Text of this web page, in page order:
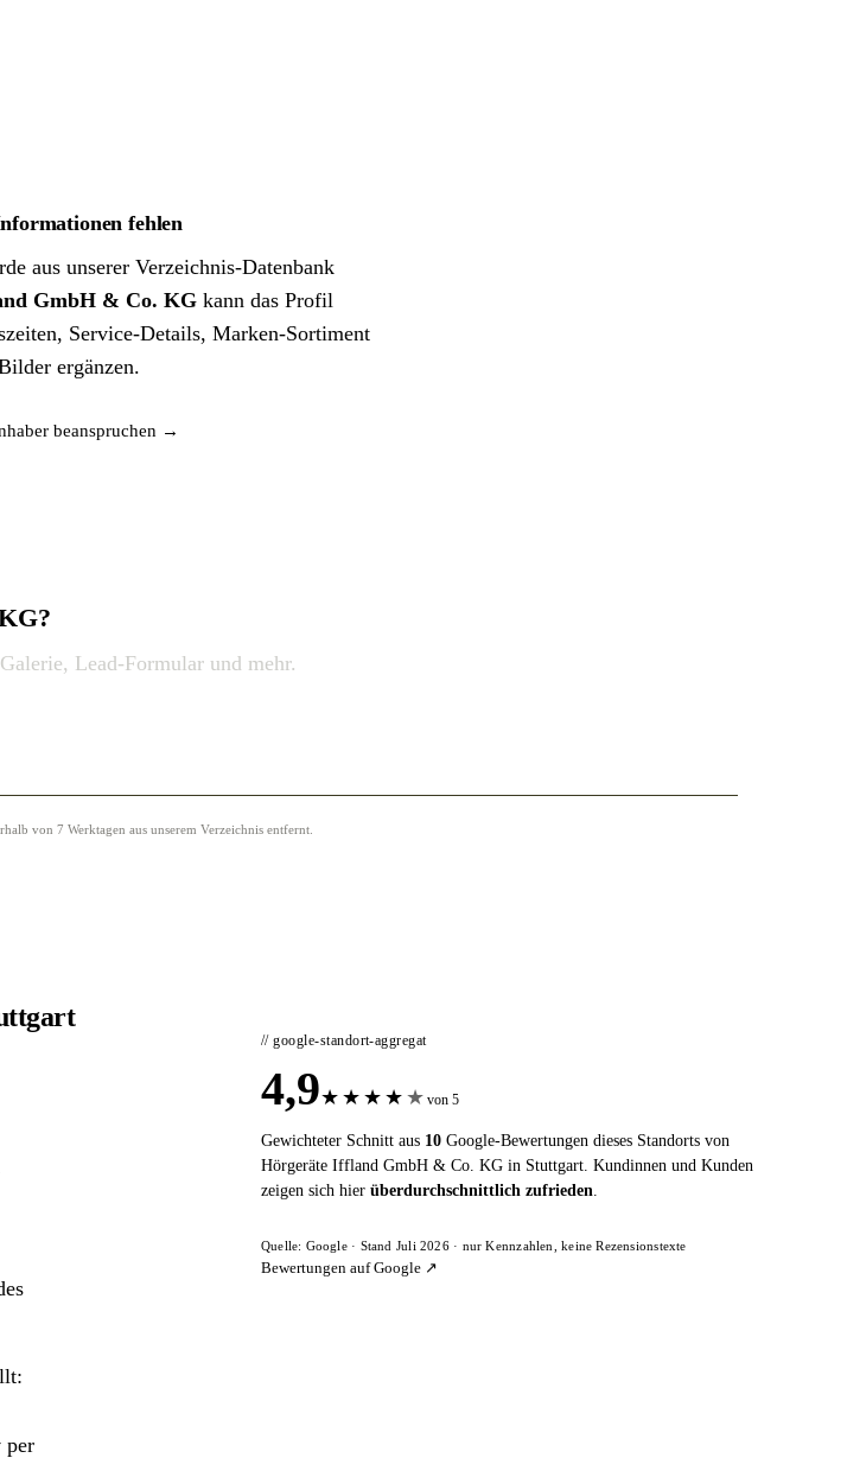
fehlen
aus unserer Verzeichnis-Datenbank
GmbH & Co. KGkann das Profil
Service-Details, Marken-Sortiment
ergänzen.
beanspruchen →
Lead-Formular und mehr.
von 7 Werktagen aus unserem Verzeichnis entfernt.
per
// google-standort-aggregat
4,9★ ★ ★ ★ ★ von 5
Gewichteter Schnitt aus 10Google-Bewertungen dieses Standorts von
Hörgeräte Iffland GmbH & Co. KG in Stuttgart. Kundinnen und Kunden
zeigen sich hier überdurchschnittlich zufrieden.
Quelle: Google · Stand Juli 2026 · nur Kennzahlen, keine Rezensionstexte
Bewertungen auf Google ↗